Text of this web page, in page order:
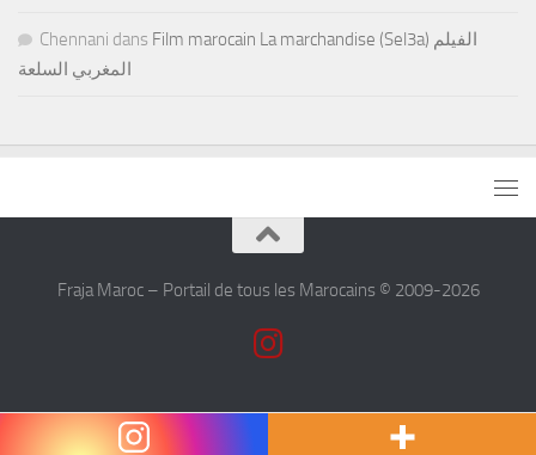
Chennani dans Film marocain La marchandise (Sel3a) الفيلم
المغربي السلعة
Fraja Maroc – Portail de tous les Marocains © 2009-2026